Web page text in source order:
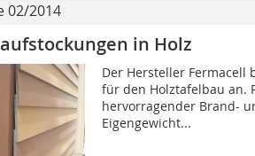
02/2014
in Holz
Der Hersteller Fermacell
für den Holztafelbau an.
hervorragender Brand-
Eigengewicht...